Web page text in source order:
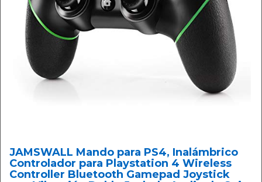
JAMSWALL Mando para PS4, Inalámbrico
Controlador para Playstation 4 Wireless
Controller Bluetooth Gamepad Joystick